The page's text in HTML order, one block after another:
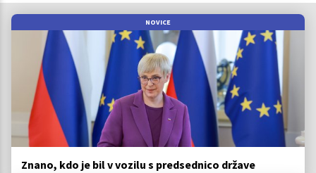
NOVICE
Znano, kdo je bil v vozilu s predsednico države